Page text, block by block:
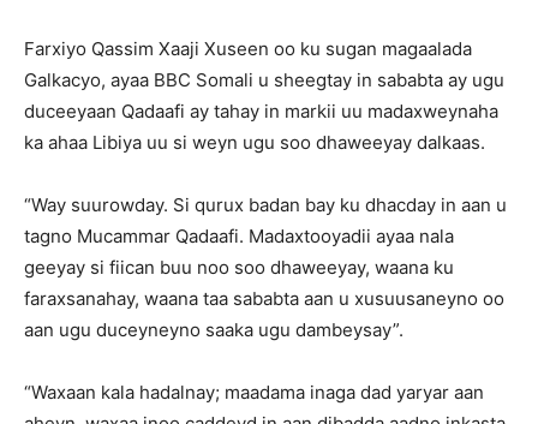
Farxiyo Qassim Xaaji Xuseen oo ku sugan magaalada
Galkacyo, ayaa BBC Somali u sheegtay in sababta ay ugu
duceeyaan Qadaafi ay tahay in markii uu madaxweynaha
ka ahaa Libiya uu si weyn ugu soo dhaweeyay dalkaas.
“Way suurowday. Si qurux badan bay ku dhacday in aan u
tagno Mucammar Qadaafi. Madaxtooyadii ayaa nala
geeyay si fiican buu noo soo dhaweeyay, waana ku
faraxsanahay, waana taa sababta aan u xusuusaneyno oo
aan ugu duceyneyno saaka ugu dambeysay”.
“Waxaan kala hadalnay; maadama inaga dad yaryar aan